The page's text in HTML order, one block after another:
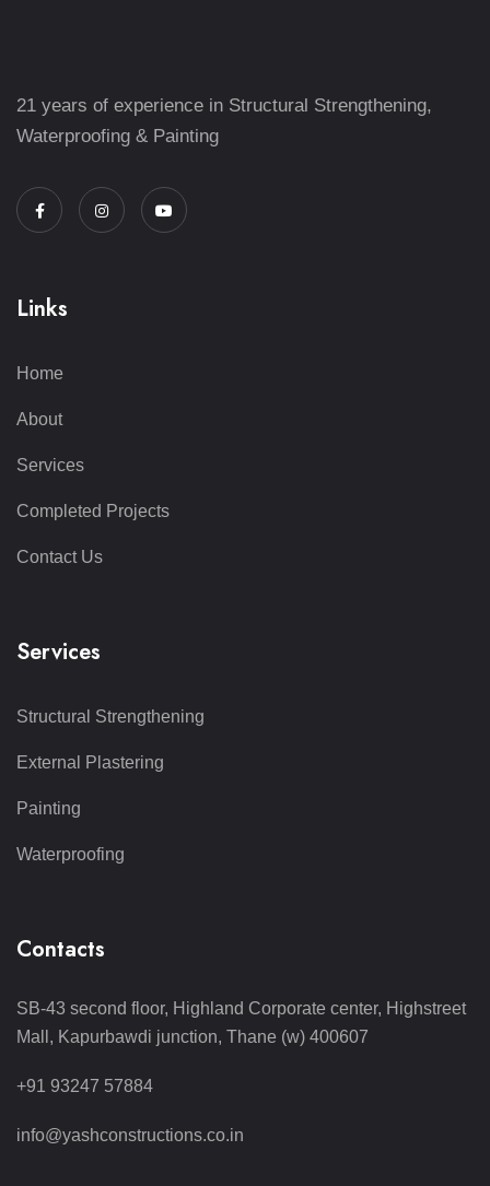
21 years of experience in Structural Strengthening,
Waterproofing & Painting
Links
Home
About
Services
Completed Projects
Contact Us
Services
Structural Strengthening
External Plastering
Painting
Waterproofing
Contacts
SB-43 second floor, Highland Corporate center, Highstreet
Mall, Kapurbawdi junction, Thane (w) 400607
+91 93247 57884
info@yashconstructions.co.in